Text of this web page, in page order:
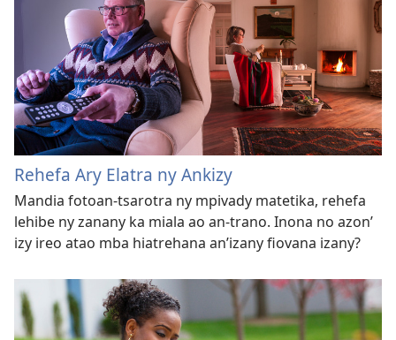
Rehefa Ary Elatra ny Ankizy
Mandia fotoan-tsarotra ny mpivady matetika, rehefa
lehibe ny zanany ka miala ao an-trano. Inona no azon’​
izy ireo atao mba hiatrehana an’​izany fiovana izany?